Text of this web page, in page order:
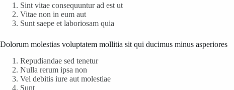
Sint vitae consequuntur ad est ut
Vitae non in eum aut
Sunt saepe et laboriosam quia
Dolorum molestias voluptatem mollitia sit qui ducimus minus asperiores
Repudiandae sed tenetur
Nulla rerum ipsa non
Vel debitis iure aut molestiae
Sunt